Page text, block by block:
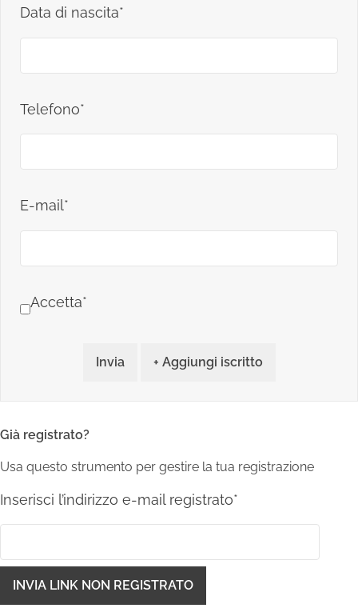
Data di nascita*
Telefono*
E-mail*
Accetta*
Invia + Aggiungi iscritto
Già registrato?
Usa questo strumento per gestire la tua registrazione
Inserisci l’indirizzo e-mail registrato*